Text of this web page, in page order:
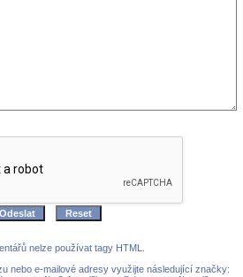
nelze používat tagy HTML.
nebo e-mailové adresy využijte následující značky: